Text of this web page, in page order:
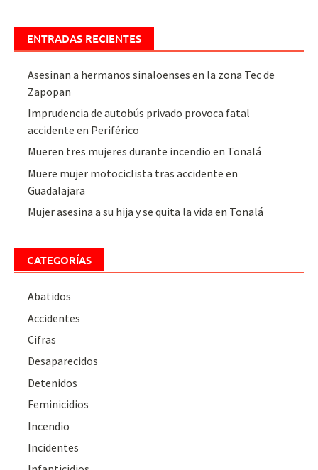
ENTRADAS RECIENTES
Asesinan a hermanos sinaloenses en la zona Tec de
Zapopan
Imprudencia de autobús privado provoca fatal
accidente en Periférico
Mueren tres mujeres durante incendio en Tonalá
Muere mujer motociclista tras accidente en
Guadalajara
Mujer asesina a su hija y se quita la vida en Tonalá
CATEGORÍAS
Abatidos
Accidentes
Cifras
Desaparecidos
Detenidos
Feminicidios
Incendio
Incidentes